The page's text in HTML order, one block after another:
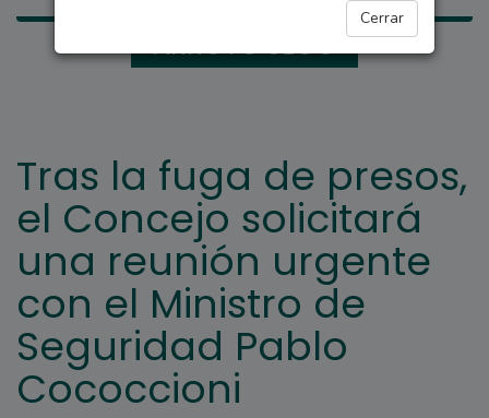
Cerrar
ARROYO SECO
Tras la fuga de presos,
el Concejo solicitará
una reunión urgente
con el Ministro de
Seguridad Pablo
Cococcioni